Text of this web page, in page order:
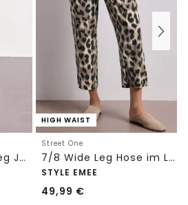
High Waist Barrel Leg Jeans im Loose Fit
HIGH WAIST
Street One
7/8 Wide Leg Hose im Loose Fit mit Print
STYLE EMEE
49,99 €